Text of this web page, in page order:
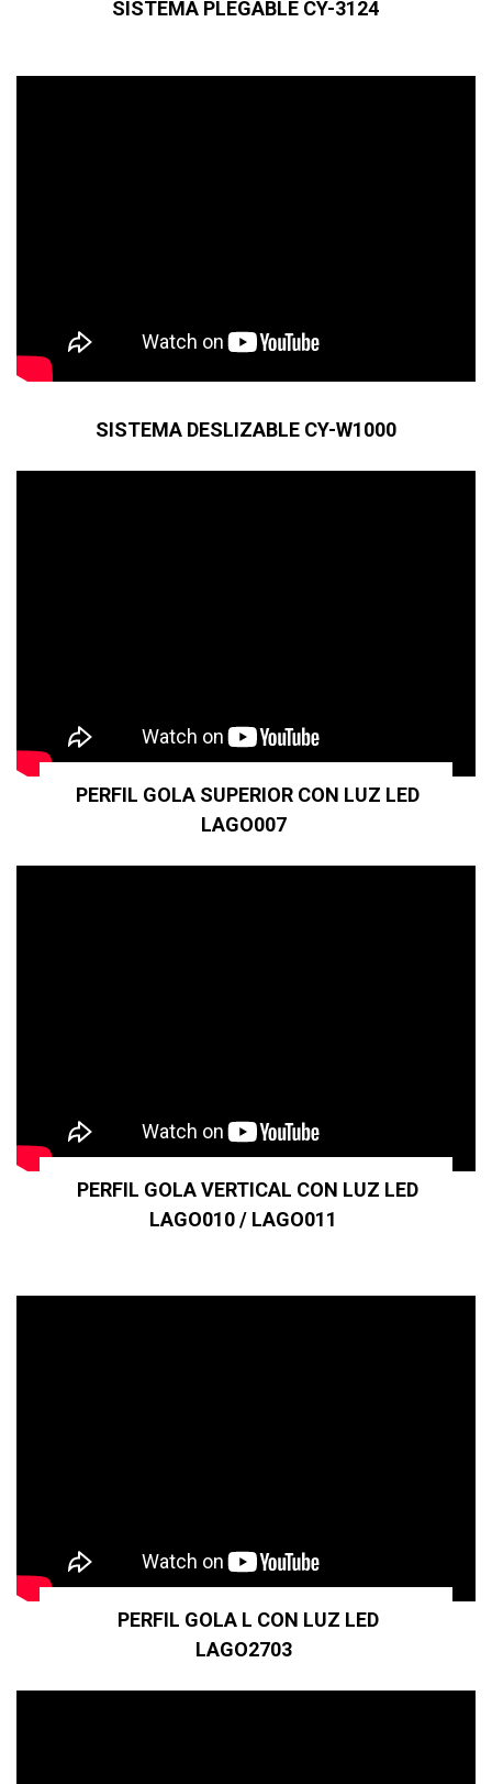
SISTEMA PLEGABLE CY-3124
SISTEMA DESLIZABLE CY-W1000
PERFIL GOLA SUPERIOR CON LUZ LED
LAGO007
PERFIL GOLA VERTICAL CON LUZ LED
LAGO010 / LAGO011
PERFIL GOLA L CON LUZ LED
LAGO2703